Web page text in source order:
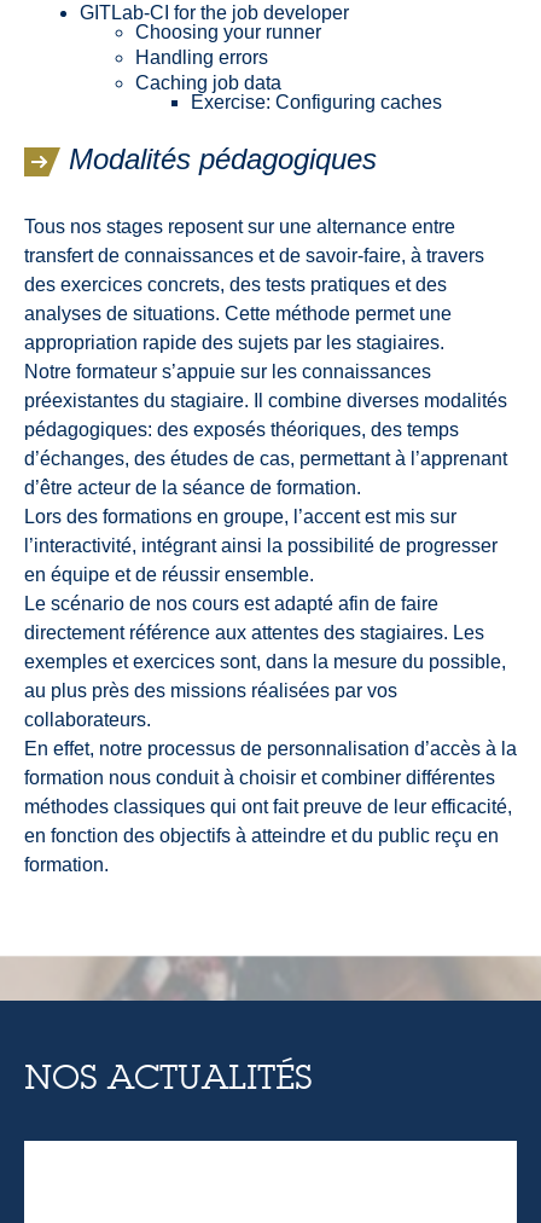
GITLab-CI for the job developer
Choosing your runner
Handling errors
Caching job data
Exercise: Configuring caches
Modalités pédagogiques
Tous nos stages reposent sur une alternance entre
transfert de connaissances et de savoir-faire, à travers
des exercices concrets, des tests pratiques et des
analyses de situations. Cette méthode permet une
appropriation rapide des sujets par les stagiaires.
Notre formateur s’appuie sur les connaissances
préexistantes du stagiaire. Il combine diverses modalités
pédagogiques: des exposés théoriques, des temps
d’échanges, des études de cas, permettant à l’apprenant
d’être acteur de la séance de formation.
Lors des formations en groupe, l’accent est mis sur
l’interactivité, intégrant ainsi la possibilité de progresser
en équipe et de réussir ensemble.
Le scénario de nos cours est adapté afin de faire
directement référence aux attentes des stagiaires. Les
exemples et exercices sont, dans la mesure du possible,
au plus près des missions réalisées par vos
collaborateurs.
En effet, notre processus de personnalisation d’accès à la
formation nous conduit à choisir et combiner différentes
méthodes classiques qui ont fait preuve de leur efficacité,
en fonction des objectifs à atteindre et du public reçu en
formation.
NOS ACTUALITÉS